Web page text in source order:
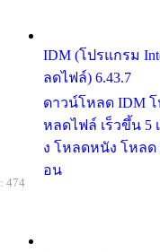
IDM (โปรแกรม
ลดไฟล์) 6.43.7
ดาวน์โหลด IDM โ
หลดไฟล์ เร็วขึ้น 5
ง โหลดหนัง โหลด
อน
474